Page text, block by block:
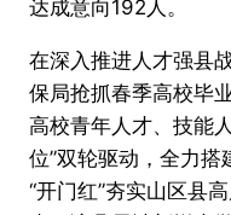
达成意向192人。
在深入推进人才强县
保局抢抓春季高校毕
高校青年人才、技能
位”双轮驱动，全力
“开门红”夯实山区县